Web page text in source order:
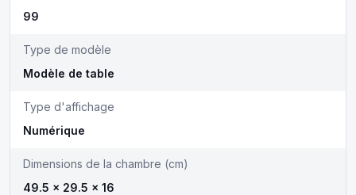
99
Type de modèle
Modèle de table
Type d'affichage
Numérique
Dimensions de la chambre (cm)
49.5 x 29.5 x 16